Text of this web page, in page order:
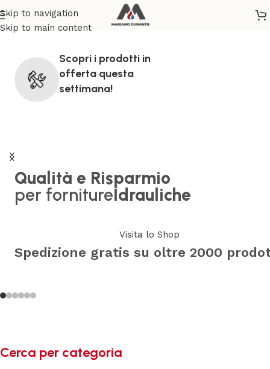
Skip to navigation
Skip to main content
Scopri i prodotti in
offerta questa
settimana!
Qualità e Risparmio
per fornitureIdrauliche
Visita lo Shop
Spedizione gratis su oltre 2000
Cerca per categoria